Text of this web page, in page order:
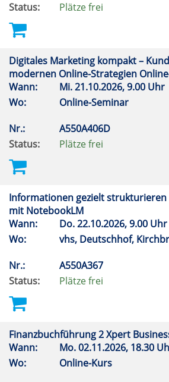
Status:
Plätze frei
Digitales Marketing kompakt –
modernen Online-Strategien
Wann:
Mi.21.10.2026, 9.00 Uhr
Wo:
Online-Seminar
Nr.:
A550A406D
Status:
Plätze frei
Informationen gezielt
mit NotebookLM
Wann:
Do.22.10.2026, 9.00 Uhr
Wo:
vhs, Deutschhof,
Nr.:
A550A367
Status:
Plätze frei
Finanzbuchführung 2 Xpert
Wann:
Mo.02.11.2026, 18.30
Wo:
Online-Kurs